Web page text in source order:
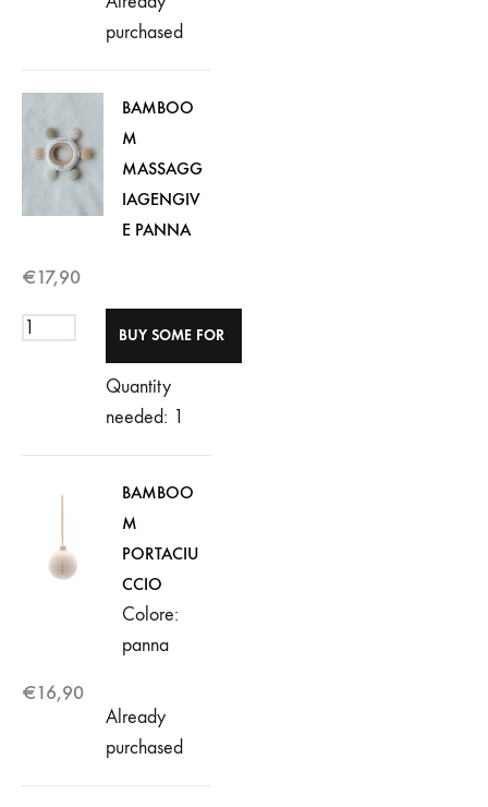
purchased
BAMBOO
M
MASSAGG
IAGENGIV
E PANNA
€17,90
Quantity
needed: 1
BAMBOO
M
PORTACIU
CCIO
Colore:
panna
€16,90
Already
purchased